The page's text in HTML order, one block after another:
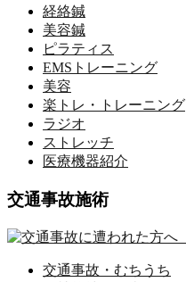
経絡鍼
美容鍼
ピラティス
EMSトレーニング
美容
楽トレ・トレーニング
ラジオ
ストレッチ
医療機器紹介
交通事故施術
交通事故・むちうち